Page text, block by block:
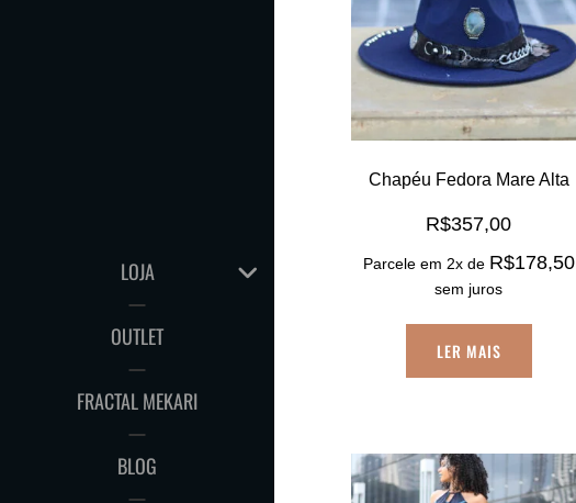
LOJA EXPAND
OUTLET
FRACTAL MEKARI
BLOG
Chapéu Fedora Mare Alta
R$357,00
Parcele em 2x de R$178,50
sem juros
LER MAIS